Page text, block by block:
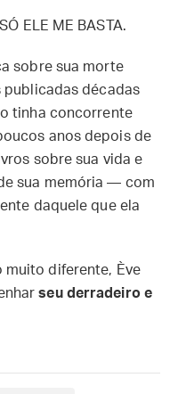
ELE ME BASTA.
sobre sua morte
décadas
tinha concorrente
anos depois de
sobre sua vida e
sua memória — com
daquele que ela
muito diferente, Ève
seu derradeiro e